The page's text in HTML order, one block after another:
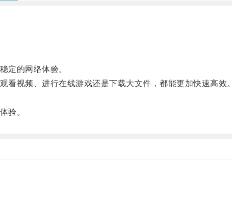
的网络体验。
视频、进行在线游戏还是下载大文件，都能更加快速高效。
验。